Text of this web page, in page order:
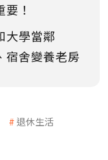
！
大學當鄰
宿舍變養老房
退休生活